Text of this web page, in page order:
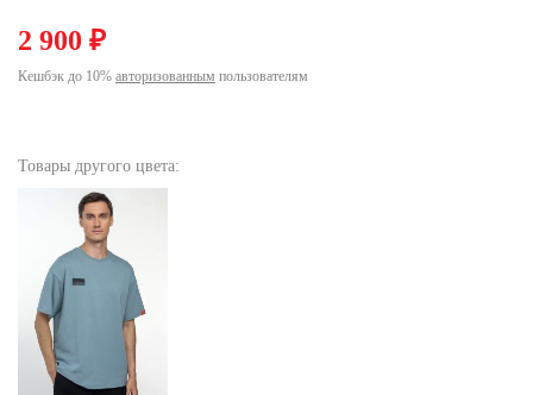
2 900 ₽
Кешбэк до 10% авторизованным пользователям
Товары другого цвета: